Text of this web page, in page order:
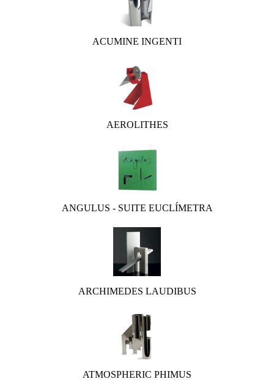
ACUMINE INGENTI
AEROLITHES
ANGULUS - SUITE EUCLÍMETRA
ARCHIMEDES LAUDIBUS
ATMOSPHERIC PHIMUS